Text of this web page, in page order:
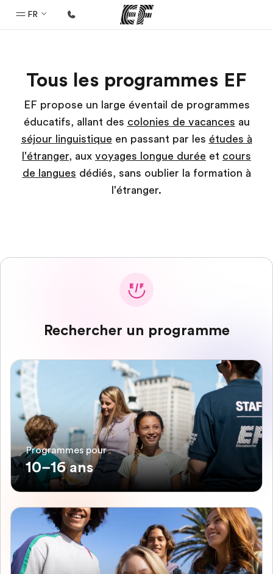
FR
Bienvenue chez EF
Programmes
Nos offres
Bureaux
Tous les programmes EF
EF propose un large éventail de programmes
éducatifs, allant des colonies de vacances au
séjour linguistique en passant par les études à
l'étranger, aux voyages longue durée et cours
de langues dédiés, sans oublier la formation à
l'étranger.
Rechercher un programme
Programmes pour
10–16 ans